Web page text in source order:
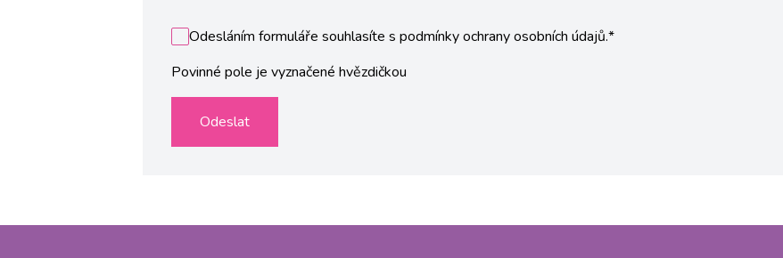
Odesláním formuláře souhlasíte s podmínky ochrany osobních údajů.*
Povinné pole je vyznačené hvězdičkou
Odeslat